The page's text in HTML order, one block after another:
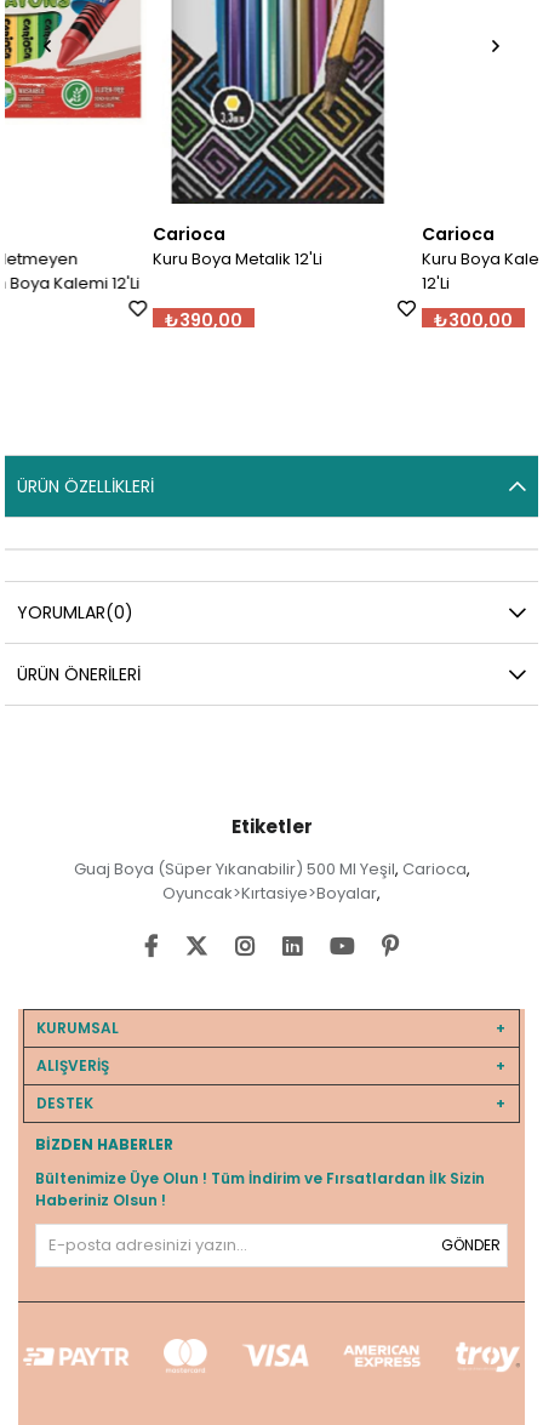
Kuru Boya Metalik 12'Li
Kuru Boya Kalemi Pastel
ÜRÜN ÖZELLIKLERI
YORUMLAR(0)
ÜRÜN ÖNERILERI
Etiketler
Guaj Boya (Süper Yıkanabilir) 500 Ml Yeşil, Carioca,
Oyuncak>Kırtasiye>Boyalar,
KURUMSAL
ALIŞVERİŞ
DESTEK
BIZDEN HABERLER
Bültenimize Üye Olun ! Tüm İndirim ve Fırsatlardan İlk Sizin
Haberiniz Olsun !
GÖNDER